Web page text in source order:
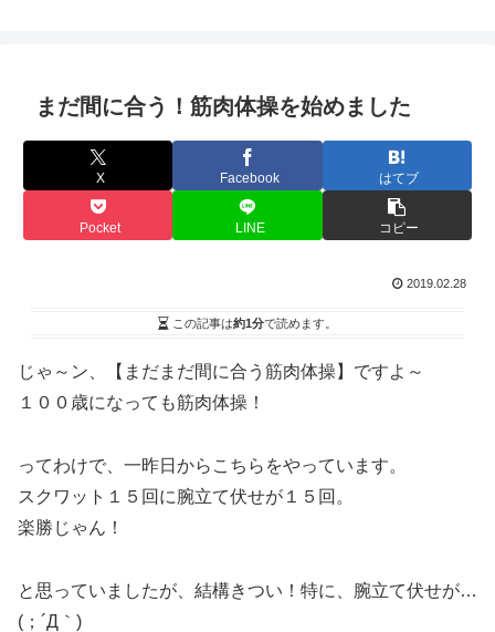
まだ間に合う！筋肉体操を始めました
X Facebook はてブ
Pocket LINE コピー
2019.02.28
この記事は約1分で読めます。
じゃ～ン、【まだまだ間に合う筋肉体操】ですよ～
１００歳になっても筋肉体操！
ってわけで、一昨日からこちらをやっています。
スクワット１５回に腕立て伏せが１５回。
楽勝じゃん！
と思っていましたが、結構きつい！特に、腕立て伏せが…
(；´Д｀)